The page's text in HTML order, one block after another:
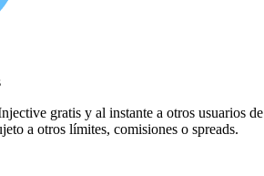
gratis y al instante a otros usuarios de
a otros límites, comisiones o spreads.